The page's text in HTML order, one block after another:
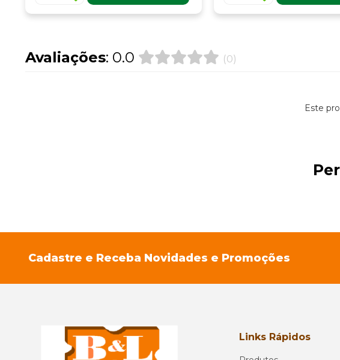
Avaliações: 0.0 (0)
Este
Cadastre e Receba Novidades e Promoções
Links Rápidos